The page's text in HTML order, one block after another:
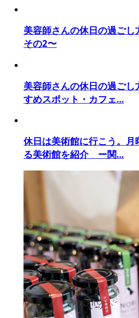
美容師さんの休日の過ご
その2〜
美容師さんの休日の過ご
すめスポット・カフェ...
休日は美術館に行こう。月
る美術館を紹介 ー関...